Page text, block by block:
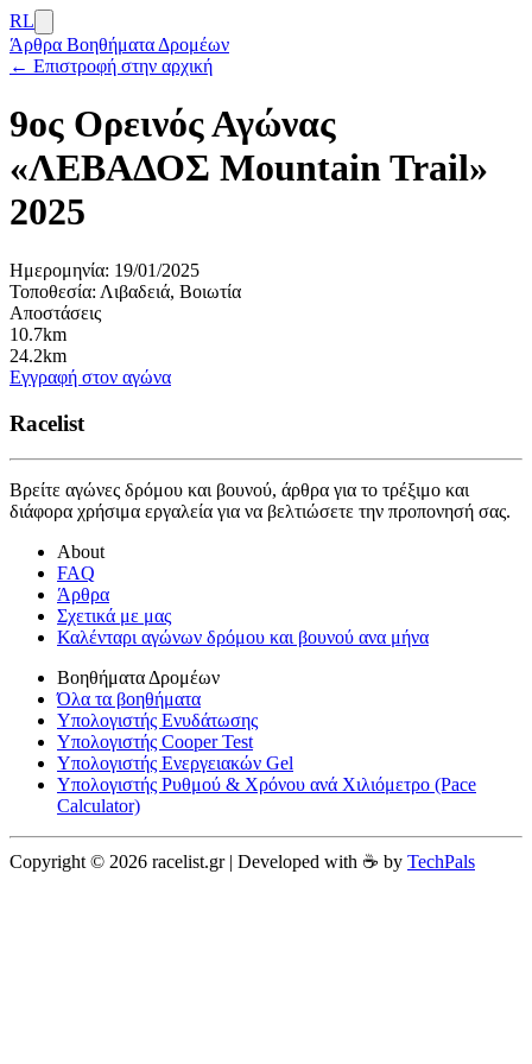
RL
Άρθρα Βοηθήματα Δρομέων
← Επιστροφή στην αρχική
9ος Ορεινός Αγώνας
«ΛΕΒΑΔΟΣ Mountain Trail»
2025
Ημερομηνία: 19/01/2025
Τοποθεσία: Λιβαδειά, Βοιωτία
Αποστάσεις
10.7km
24.2km
Εγγραφή στον αγώνα
Racelist
Βρείτε αγώνες δρόμου και βουνού, άρθρα για το τρέξιμο και
διάφορα χρήσιμα εργαλεία για να βελτιώσετε την προπονησή σας.
About
FAQ
Άρθρα
Σχετικά με μας
Καλένταρι αγώνων δρόμου και βουνού ανα μήνα
Βοηθήματα Δρομέων
Όλα τα βοηθήματα
Υπολογιστής Ενυδάτωσης
Υπολογιστής Cooper Test
Υπολογιστής Ενεργειακών Gel
Υπολογιστής Ρυθμού & Χρόνου ανά Χιλιόμετρο (Pace
Calculator)
Copyright © 2026 racelist.gr | Developed with ☕️ by TechPals